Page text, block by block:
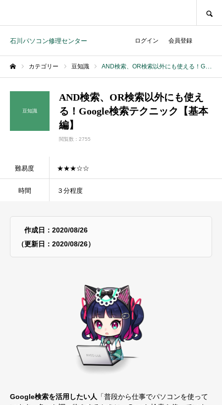
石川パソコン修理センター ログイン 会員登録
カテゴリー 豆知識 AND検索、OR検索以外にも使える！Google検索テクニック【基本編】
豆知識
AND検索、OR検索以外にも使え
る！Google検索テクニック【基本
編】
閲覧数：2755
難易度 ★★★☆☆
時間 ３分程度
作成日：2020/08/26
（更新日：2020/08/26）
Google検索を活用したい人 「普段から仕事でパソコンを使って